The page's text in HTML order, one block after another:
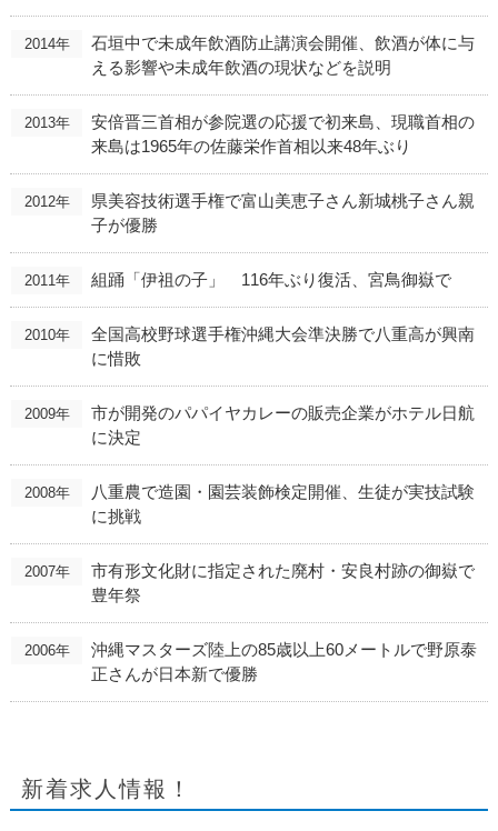
2014年
石垣中で未成年飲酒防止講演会開催、飲酒が体に与
える影響や未成年飲酒の現状などを説明
2013年
安倍晋三首相が参院選の応援で初来島、現職首相の
来島は1965年の佐藤栄作首相以来48年ぶり
2012年
県美容技術選手権で富山美恵子さん新城桃子さん親
子が優勝
2011年 組踊「伊祖の子」 116年ぶり復活、宮鳥御嶽で
2010年
全国高校野球選手権沖縄大会準決勝で八重高が興南
に惜敗
2009年
市が開発のパパイヤカレーの販売企業がホテル日航
に決定
2008年
八重農で造園・園芸装飾検定開催、生徒が実技試験
に挑戦
2007年
市有形文化財に指定された廃村・安良村跡の御嶽で
豊年祭
2006年
沖縄マスターズ陸上の85歳以上60メートルで野原泰
正さんが日本新で優勝
新着求人情報！